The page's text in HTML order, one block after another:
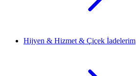
Hijyen & Hizmet & Çiçek İadelerim